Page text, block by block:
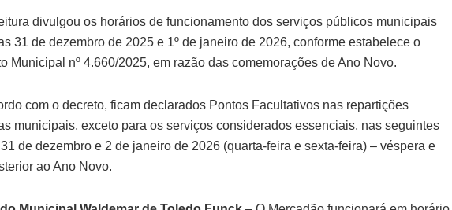
divulgou os horários de funcionamento dos serviços públicos municipais
31 de dezembro de 2025 e 1º de janeiro de 2026, conforme estabelece o
Municipal nº 4.660/2025, em razão das comemorações de Ano Novo.
com o decreto, ficam declarados Pontos Facultativos nas repartições
municipais, exceto para os serviços considerados essenciais, nas seguintes
de dezembro e 2 de janeiro de 2026 (quarta-feira e sexta-feira) – véspera e
ao Ano Novo.